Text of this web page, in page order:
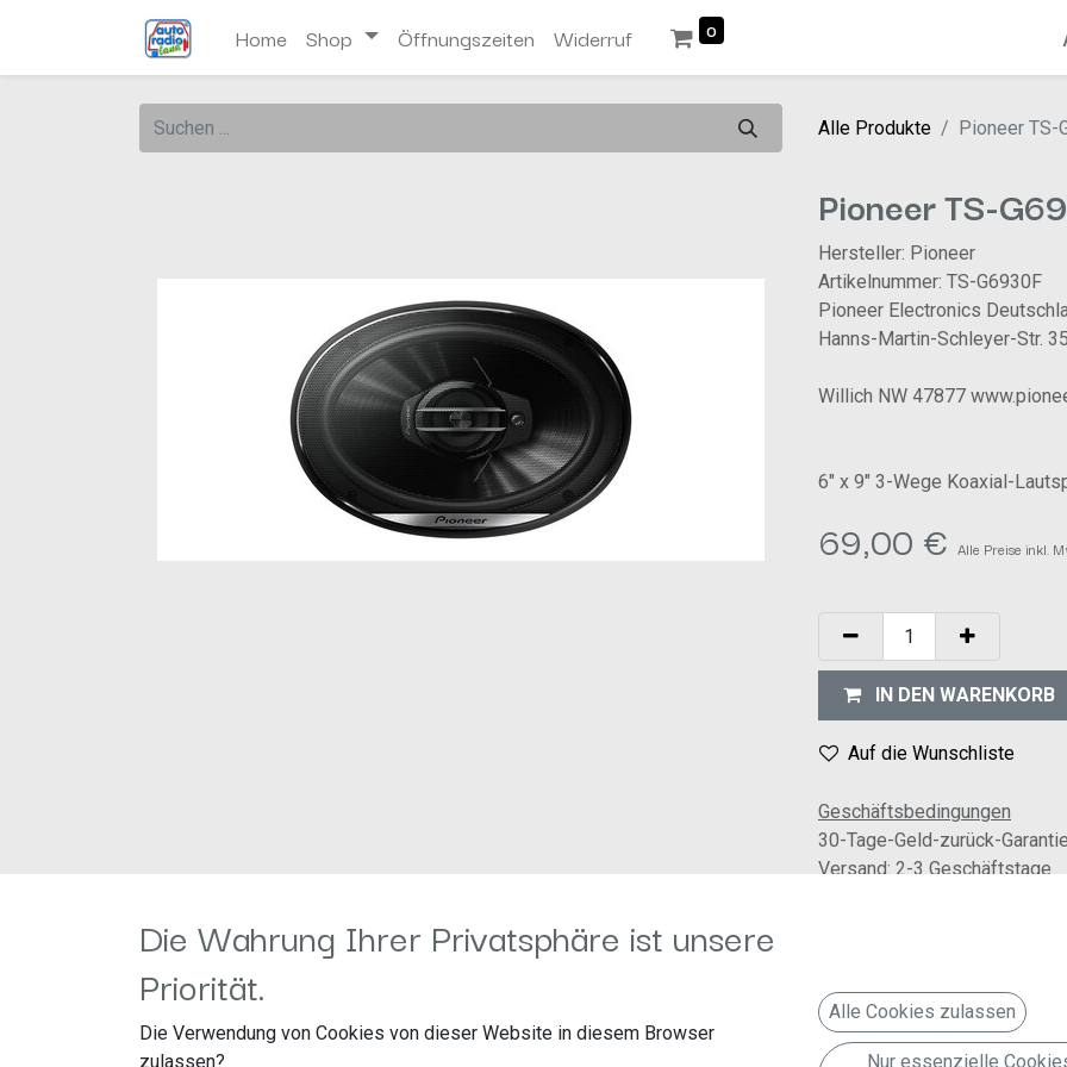
Home Shop Öffnungszeiten Widerruf 0
Alle Produkte Pioneer TS-
Pioneer TS-
Hersteller: Pioneer
Artikelnummer: TS-G6930F
Pioneer Electronics
Hanns-Martin-Schleyer-Str. 35
Willich NW 47877
6" x 9" 3-Wege Koaxial-
69,00 € Alle Preise inkl.
IN DEN WARENKORB
Auf die Wunschliste
Geschäftsbedingungen
30-Tage-Geld-zurück-Garantie
Versand: 2-3 Geschäftstage
Entdecken Sie die bisher beste G-Serie:
Die neuen, verbesserten Lautsprecher der G-Serie sind speziell f ür erstklassigen und kraftvollen Klang entwickelt
Verhältnis. Ihre robuste, leichte Konstruktion mit noch mehr Befestigungsmöglichkeiten macht den Einbau in
Die Wahrung Ihrer Privatsphäre ist unsere
Priorität.
Die Verwendung von Cookies von dieser Website in diesem Browser
zulassen?
Alle Cookies zulassen
Nur essenzielle